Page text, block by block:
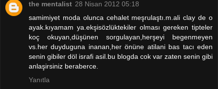
the mentalist 28 Nisan 2012 05:18
samimiyet moda olunca cehalet meşrulaştı.m.ali clay de o
ayak.kıyamam ya.ekşisözlüktekiler olması gereken tipteler
koç okuyan,düşünen sorgulayan,herşeyi begenmeyen
vs.her duyduguna inanan,her önüne atilani bas tacı eden
senin gibiler döl israfi asil.bu blogda cok var zaten senin gibi
anlaşirsiniz beraberce.
Yanıtla